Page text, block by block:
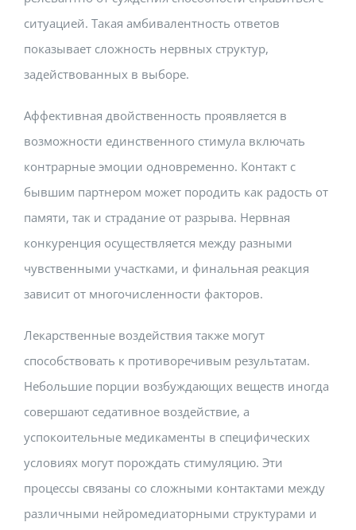
ситуацией. Такая амбивалентность ответов
показывает сложность нервных структур,
задействованных в выборе.
Аффективная двойственность проявляется в
возможности единственного стимула включать
контрарные эмоции одновременно. Контакт с
бывшим партнером может породить как радость от
памяти, так и страдание от разрыва. Нервная
конкуренция осуществляется между разными
чувственными участками, и финальная реакция
зависит от многочисленности факторов.
Лекарственные воздействия также могут
способствовать к противоречивым результатам.
Небольшие порции возбуждающих веществ иногда
совершают седативное воздействие, а
успокоительные медикаменты в специфических
условиях могут порождать стимуляцию. Эти
процессы связаны со сложными контактами между
различными нейромедиаторными структурами и